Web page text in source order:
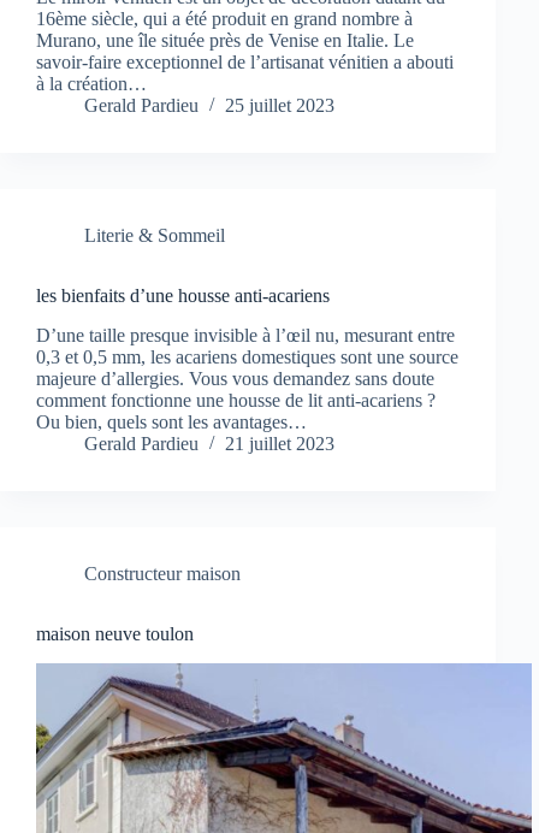
16ème siècle, qui a été produit en grand nombre à
Murano, une île située près de Venise en Italie. Le
savoir-faire exceptionnel de l’artisanat vénitien a abouti
à la création…
Gerald Pardieu
25 juillet 2023
Literie & Sommeil
les bienfaits d’une housse anti-acariens
D’une taille presque invisible à l’œil nu, mesurant entre
0,3 et 0,5 mm, les acariens domestiques sont une source
majeure d’allergies. Vous vous demandez sans doute
comment fonctionne une housse de lit anti-acariens ?
Ou bien, quels sont les avantages…
Gerald Pardieu
21 juillet 2023
Constructeur maison
maison neuve toulon